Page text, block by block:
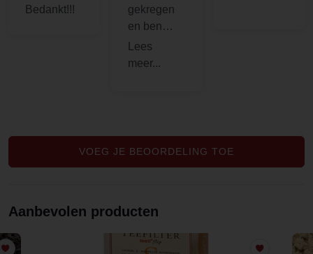
Bedankt!!!
gekregen
en ben
onder de
indruk van
Bedankt
VOEG JE BEOORDELING TOE
Aanbevolen producten